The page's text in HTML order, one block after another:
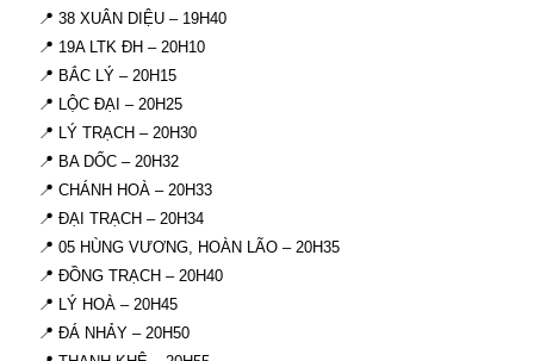
📍 38 XUÂN DIỆU – 19H40
📍 19A LTK ĐH – 20H10
📍 BẮC LÝ – 20H15
📍 LỘC ĐẠI – 20H25
📍 LÝ TRẠCH – 20H30
📍 BA DỐC – 20H32
📍 CHÁNH HOÀ – 20H33
📍 ĐẠI TRẠCH – 20H34
📍 05 HÙNG VƯƠNG, HOÀN LÃO – 20H35
📍 ĐỒNG TRẠCH – 20H40
📍 LÝ HOÀ – 20H45
📍 ĐÁ NHẢY – 20H50